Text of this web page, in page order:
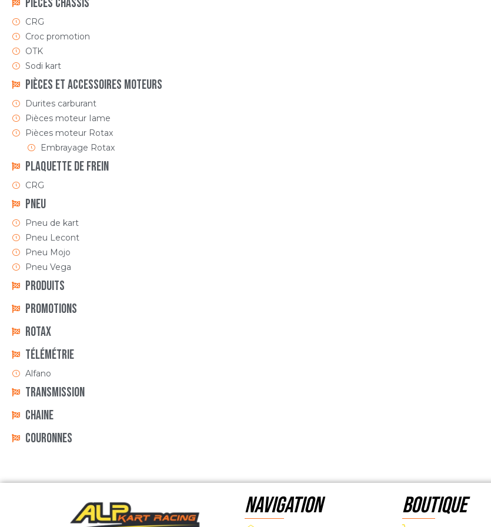
CRG
Croc promotion
OTK
Sodi kart
Pièces et accessoires moteurs
Durites carburant
Pièces moteur Iame
Pièces moteur Rotax
Embrayage Rotax
Plaquette de frein
CRG
Pneu
Pneu de kart
Pneu Lecont
Pneu Mojo
Pneu Vega
Produits
Promotions
Rotax
Télémétrie
Alfano
Transmission
Chaine
Couronnes
NAVIGATION Boutique